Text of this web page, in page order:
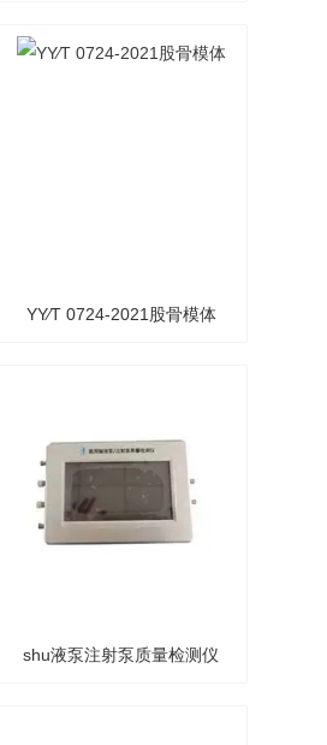
YY∕T 0724-2021股骨模体
shu液泵注射泵质量检测仪